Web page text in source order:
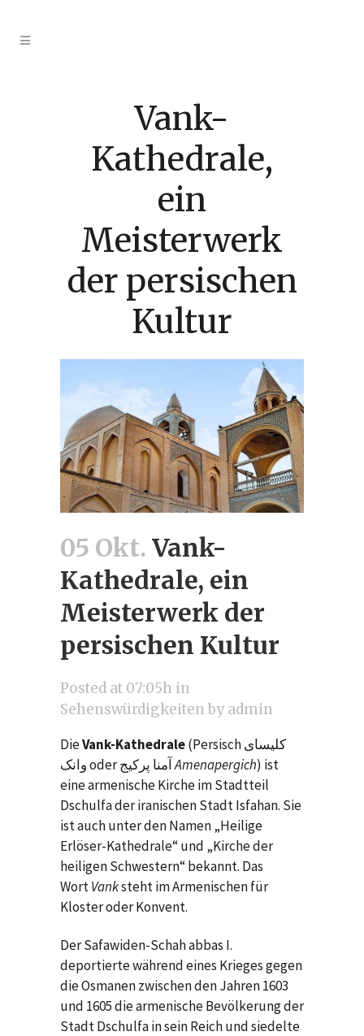
Vank-
Kathedrale,
ein
Meisterwerk
der persischen
Kultur
05 Okt. Vank-
Kathedrale, ein
Meisterwerk der
persischen Kultur
Posted at 07:05h in
Sehenswürdigkeiten by admin
DieVank-Kathedrale(Persisch کلیسای
وانک oder آمنا پرکیجAmenapergich) ist
eine armenische Kirche im Stadtteil
Dschulfa der iranischen Stadt Isfahan. Sie
ist auch unter den Namen „Heilige
Erlöser-Kathedrale“ und „Kirche der
heiligen Schwestern“ bekannt. Das
WortVanksteht im Armenischen für
Kloster oder Konvent.
Der Safawiden-Schah abbas I.
deportierte während eines Krieges gegen
die Osmanen zwischen den Jahren 1603
und 1605 die armenische Bevölkerung der
Stadt Dschulfa in sein Reich und siedelte